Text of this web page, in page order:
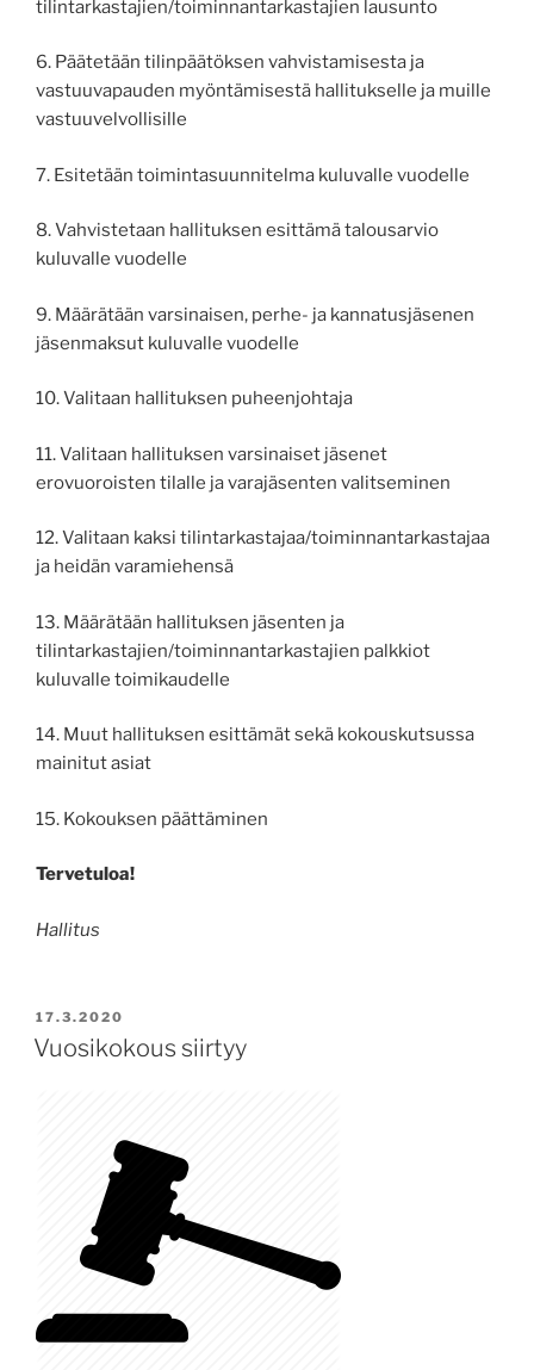
tilintarkastajien/toiminnantarkastajien lausunto
6. Päätetään tilinpäätöksen vahvistamisesta ja
vastuuvapauden myöntämisestä hallitukselle ja muille
vastuuvelvollisille
7. Esitetään toimintasuunnitelma kuluvalle vuodelle
8. Vahvistetaan hallituksen esittämä talousarvio
kuluvalle vuodelle
9. Määrätään varsinaisen, perhe- ja kannatusjäsenen
jäsenmaksut kuluvalle vuodelle
10. Valitaan hallituksen puheenjohtaja
11. Valitaan hallituksen varsinaiset jäsenet
erovuoroisten tilalle ja varajäsenten valitseminen
12. Valitaan kaksi tilintarkastajaa/toiminnantarkastajaa
ja heidän varamiehensä
13. Määrätään hallituksen jäsenten ja
tilintarkastajien/toiminnantarkastajien palkkiot
kuluvalle toimikaudelle
14. Muut hallituksen esittämät sekä kokouskutsussa
mainitut asiat
15. Kokouksen päättäminen
Tervetuloa!
Hallitus
POSTED
ON
17.3.2020
Vuosikokous siirtyy